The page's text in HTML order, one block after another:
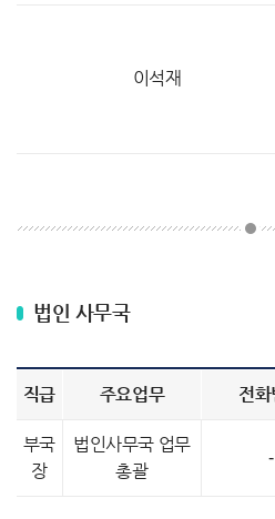
이석재
법인 사무국
직급 주요업무 전화
부국
장
법인사무국 업무
총괄
-